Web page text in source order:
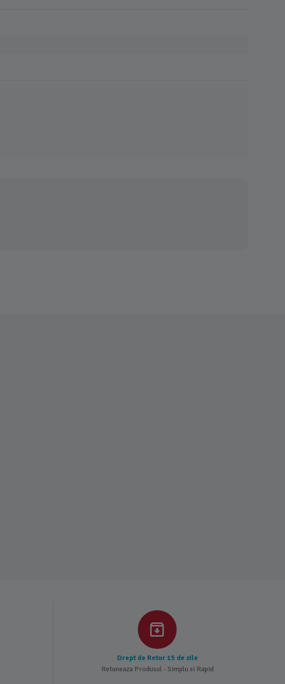
Drept de Retur 15 de zile
Retuneaza Produsul - Simplu si Rapid